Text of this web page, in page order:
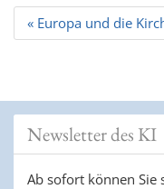
Beitrags
Navigation
« Europa und die
Newsletter des KI
Ab sofort können Sie